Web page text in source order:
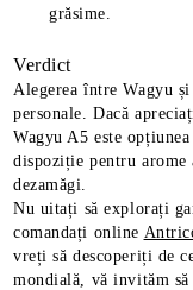
grăsime.
Verdict
Alegerea între Wagyu
personale. Dacă
Wagyu A5 este
dispoziție pentru arome
dezamăgi.
Nu uitați să explorați
comandați online
vreți să descoperiți de
mondială, vă invităm